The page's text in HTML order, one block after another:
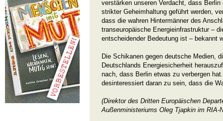
verstärken unseren Verdacht, dass
strikter Geheimhaltung geführt werden,
dass die wahren Hintermänner des
transeuropäische Energieinfrastruktur –
entscheidender Bedeutung ist – bekannt
Die Schikanen gegen deutsche Medien,
Deutschlands Energiesicherheit
nach, dass Berlin etwas zu verbergen
desinteressiert daran zu sein, dass die
(Direktor des Dritten Europäischen
Außenministeriums Oleg Tjapkin im RIA-